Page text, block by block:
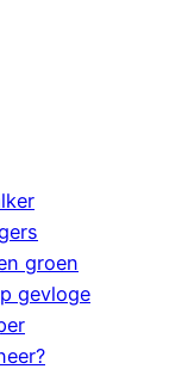
groen
gevloge